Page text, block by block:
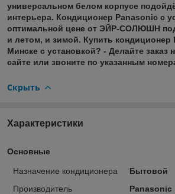
универсальном белом корпусе
интерьера. Кондиционер Panasonic с
оптимальной цене от ЭЙР-СОЛЮШН
и летом, и зимой. Купить
Минске с установкой? - Делайте заказ
сайте или звоните по указанным
Скрыть
Характеристики
Основные
Назначение кондиционера
Бытовой
Производитель
Panasonic